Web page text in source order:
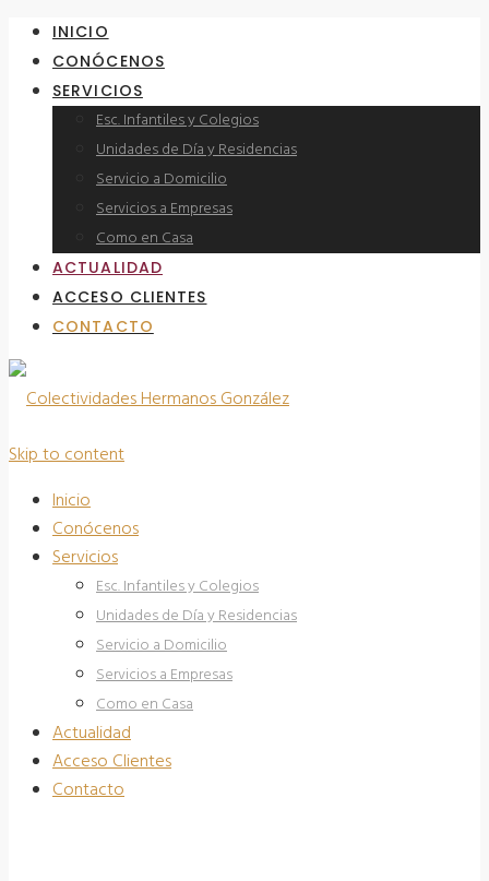
INICIO
CONÓCENOS
SERVICIOS
Esc. Infantiles y Colegios
Unidades de Día y Residencias
Servicio a Domicilio
Servicios a Empresas
Como en Casa
ACTUALIDAD
ACCESO CLIENTES
CONTACTO
Skip to content
Inicio
Conócenos
Servicios
Esc. Infantiles y Colegios
Unidades de Día y Residencias
Servicio a Domicilio
Servicios a Empresas
Como en Casa
Actualidad
Acceso Clientes
Contacto